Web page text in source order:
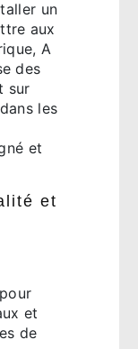
un
aux
A
des
sur
les
et
et
et
de